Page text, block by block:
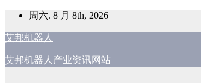
内
周六. 8 月 8th, 2026
艾邦机器人
艾邦机器人产业资讯网站